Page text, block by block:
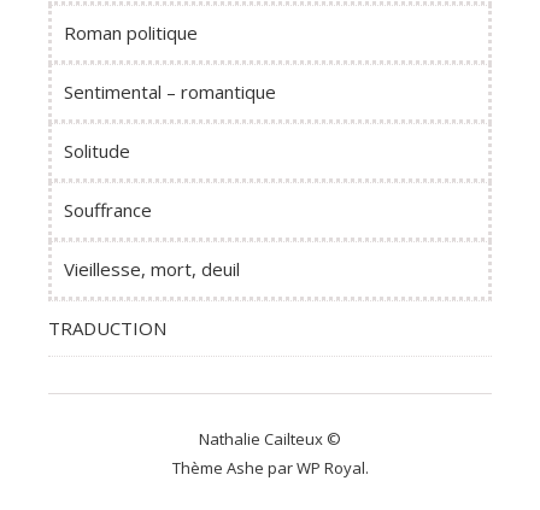
Roman politique
Sentimental – romantique
Solitude
Souffrance
Vieillesse, mort, deuil
TRADUCTION
Nathalie Cailteux ©
Thème Ashe parWP Royal.